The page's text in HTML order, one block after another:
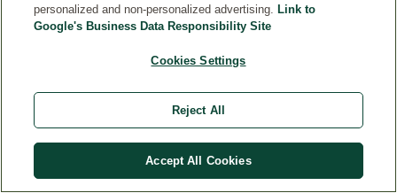
те
ле
personalized and non-personalized advertising. Link to
Google's Business Data Responsibility Site
Cookies Settings
Reject All
Accept All Cookies